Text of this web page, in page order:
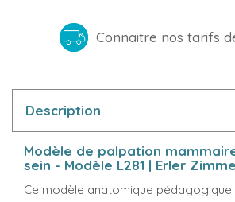
Connaitre nos tarifs
Description
Modèle de palpation
sein - Modèle L281 | Erler
Ce modèle anatomique